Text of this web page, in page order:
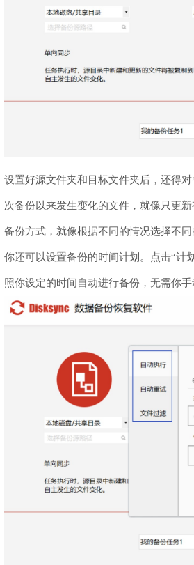
设置好源文件夹和目标文件夹后，还得
次备份以来发生变化的文件，就像只更
备份方式，就像根据不同的情况选择不
你还可以设置备份的时间计划。点击“计
照你设定的时间自动进行备份，无需你